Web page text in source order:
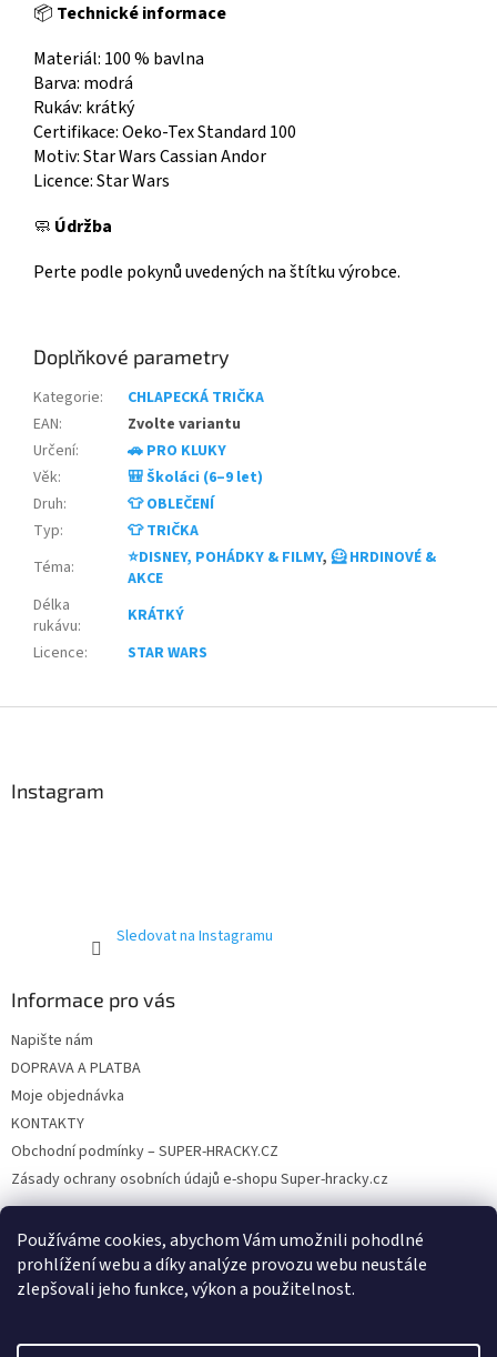
Používáme cookies, abychom Vám umožnili pohodlné
prohlížení webu a díky analýze provozu webu neustále
zlepšovali jeho funkce, výkon a použitelnost.
📦 Technické informace
Materiál: 100 % bavlna
Barva: modrá
Rukáv: krátký
Certifikace: Oeko-Tex Standard 100
Motiv: Star Wars Cassian Andor
Licence: Star Wars
🧼 Údržba
Perte podle pokynů uvedených na štítku výrobce.
Doplňkové parametry
Kategorie:
CHLAPECKÁ TRIČKA
EAN:
Zvolte variantu
Určení:
🚗 PRO KLUKY
Věk:
🎒 Školáci (6–9 let)
Druh:
👕 OBLEČENÍ
Typ:
👕 TRIČKA
Téma: ⭐DISNEY, POHÁDKY & FILMY, 🦸 HRDINOVÉ &
AKCE
Délka
rukávu:
KRÁTKÝ
Licence: STAR WARS
Instagram
Sledovat na Instagramu
Informace pro vás
Napište nám
DOPRAVA A PLATBA
Moje objednávka
KONTAKTY
Obchodní podmínky – SUPER-HRACKY.CZ
Zásady ochrany osobních údajů e-shopu Super-hracky.cz
Instagram